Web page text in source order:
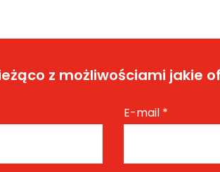
z możliwościami jakie
E-mail *